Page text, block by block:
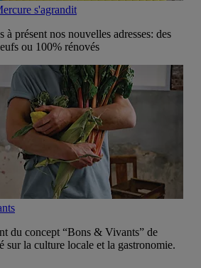
s'agrandit
à présent nos nouvelles adresses: des
ou 100% rénovés
du concept “Bons & Vivants” de
sur la culture locale et la gastronomie.